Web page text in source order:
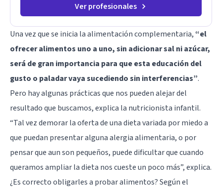
Ver profesionales
Una vez que se inicia la alimentación complementaria, “el
ofrecer alimentos uno a uno, sin adicionar sal ni azúcar,
será de gran importancia para que esta educación del
gusto o paladar vaya sucediendo sin interferencias”.
Pero hay algunas prácticas que nos pueden alejar del
resultado que buscamos, explica la nutricionista infantil.
“Tal vez demorar la oferta de una dieta variada por miedo a
que puedan presentar alguna alergia alimentaria, o por
pensar que aun son pequeños, puede dificultar que cuando
queramos ampliar la dieta nos cueste un poco más”, explica.
¿Es correcto obligarles a probar alimentos? Según el